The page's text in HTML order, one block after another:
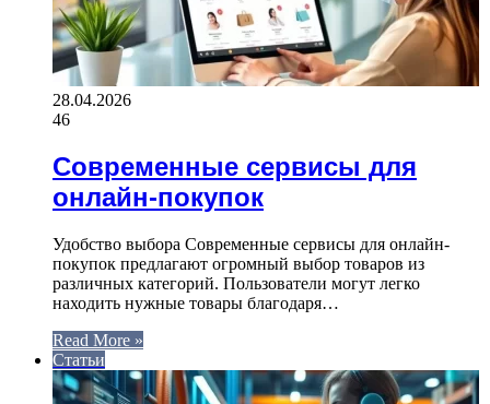
28.04.2026
46
Современные сервисы для
онлайн-покупок
Удобство выбора Современные сервисы для онлайн-
покупок предлагают огромный выбор товаров из
различных категорий. Пользователи могут легко
находить нужные товары благодаря…
Read More »
Статьи